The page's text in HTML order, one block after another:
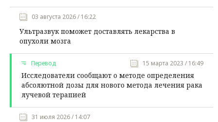
03 августа 2026 / 16:22
Ультразвук поможет доставлять лекарства в
опухоли мозга
Перевод 15 марта 2023 / 16:49
Исследователи сообщают о методе определения
абсолютной дозы для нового метода лечения рака
лучевой терапией
31 июля 2026 / 14:07